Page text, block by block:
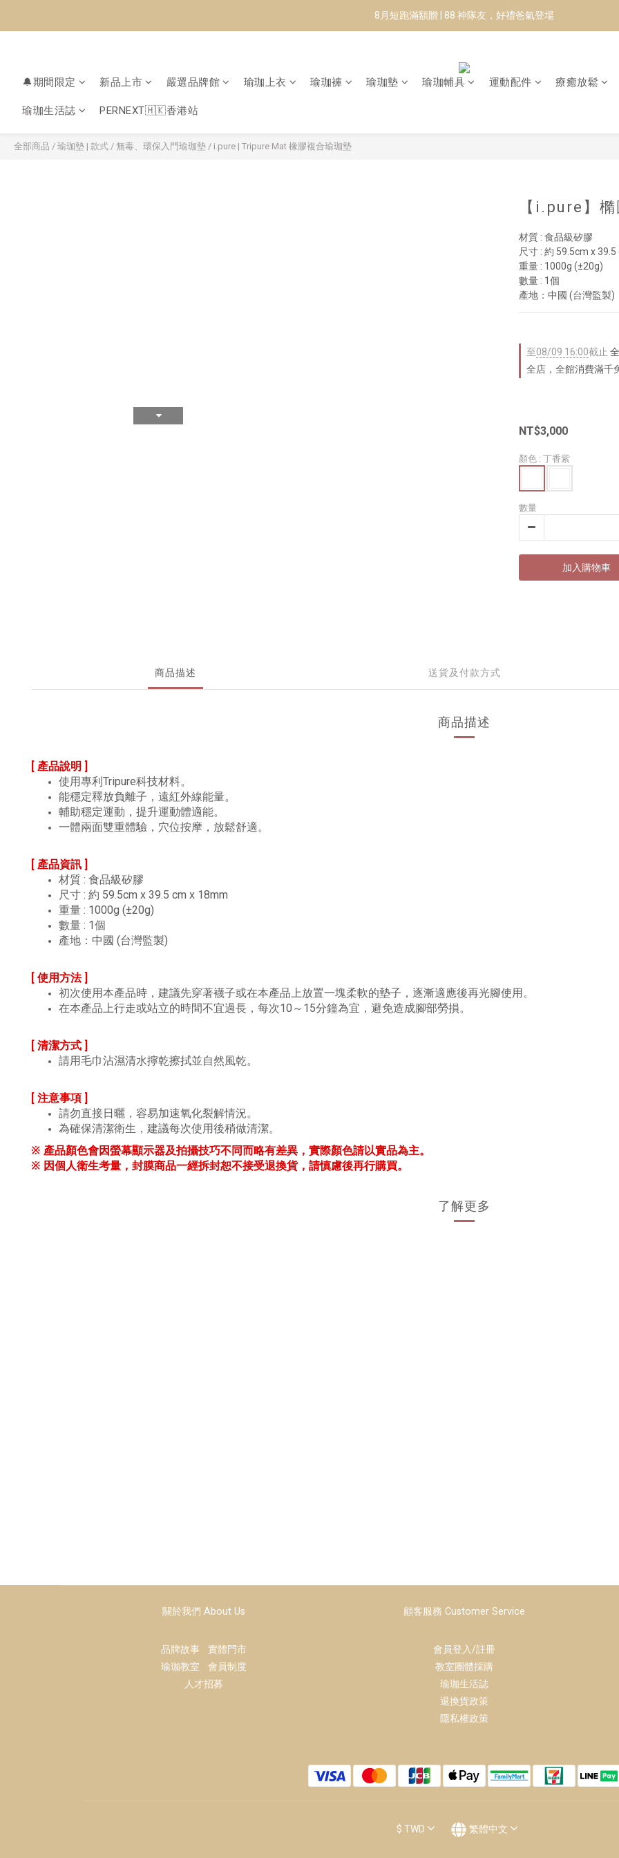
8月短跑滿額贈 | 88 神隊友，好禮爸氣登場
8月短跑滿額贈 | 88 神隊友，好禮爸氣登場
Manduka-跟著青蛙去旅行｜快閃第二站-台南
🔔期間限定 新品上市 嚴選品牌館 瑜珈上衣 瑜珈褲 瑜珈墊 瑜珈輔具 運動配件 療癒放鬆
瑜珈生活誌 PERNEXT🇭🇰香港站
全部商品 / 瑜珈墊 | 款式 / 無毒、環保入門瑜珈墊 / i.pure | Tripure Mat 橡膠複合瑜珈墊
【i.pure】
材質 : 食品級矽膠
尺寸 : 約 59.5cm x
重量 : 1000g (±20g)
數量 : 1個
產地：中國 (台灣監製)
至08/09 16:00截止
全店，全館消費滿千
NT$3,000
顏色 : 丁香紫
數量
加入購物車
商品描述 送貨及付款方式
商品描述
[ 產品說明 ]
使用專利Tripure科技材料。
能穩定釋放負離子，遠紅外線能量。
輔助穩定運動，提升運動體適能。
一體兩面雙重體驗，穴位按摩，放鬆舒適。
[ 產品資訊 ]
材質 : 食品級矽膠
尺寸 : 約 59.5cm x 39.5 cm x 18mm
重量 : 1000g (±20g)
數量 : 1個
產地：中國 (台灣監製)
[ 使用方法 ]
初次使用本產品時，建議先穿著襪子或在本產品上放置一塊柔軟的墊子，逐漸適應後再光腳使用。
在本產品上行走或站立的時間不宜過長，每次10～15分鐘為宜，避免造成腳部勞損。
[ 清潔方式 ]
請用毛巾沾濕清水擰乾擦拭並自然風乾。
[ 注意事項 ]
請勿直接日曬，容易加速氧化裂解情況。
為確保清潔衛生，建議每次使用後稍做清潔。
※ 產品顏色會因螢幕顯示器及拍攝技巧不同而略有差異，實際顏色請以實品為主。
※ 因個人衛生考量，封膜商品一經拆封恕不接受退換貨，請慎慮後再行購買。
了解更多
關於我們 About Us
品牌故事實體門市
瑜珈教室會員制度
人才招募
顧客服務 Customer Service
會員登入/註冊
教室團體採購
瑜珈生活誌
退換貨政策
隱私權政策
$ TWD 繁體中文